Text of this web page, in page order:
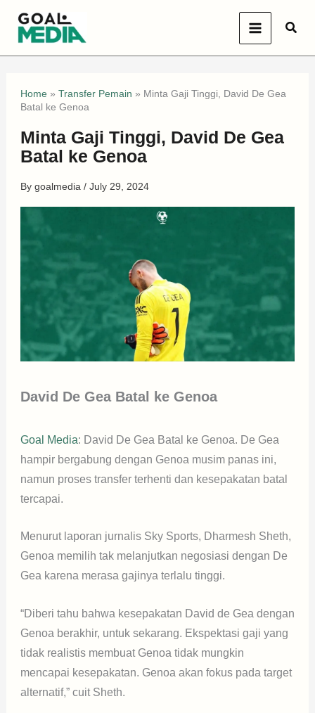
Home» Transfer Pemain » Minta Gaji Tinggi, David De Gea
Batal ke Genoa
Minta Gaji Tinggi, David De Gea
Batal ke Genoa
By goalmedia / July 29, 2024
David De Gea Batal ke Genoa
Goal Media: David De Gea Batal ke Genoa. De Gea
hampir bergabung dengan Genoa musim panas ini,
namun proses transfer terhenti dan kesepakatan batal
tercapai.
Menurut laporan jurnalis Sky Sports, Dharmesh Sheth,
Genoa memilih tak melanjutkan negosiasi dengan De
Gea karena merasa gajinya terlalu tinggi.
“Diberi tahu bahwa kesepakatan David de Gea dengan
Genoa berakhir, untuk sekarang. Ekspektasi gaji yang
tidak realistis membuat Genoa tidak mungkin
mencapai kesepakatan. Genoa akan fokus pada target
alternatif,” cuit Sheth.